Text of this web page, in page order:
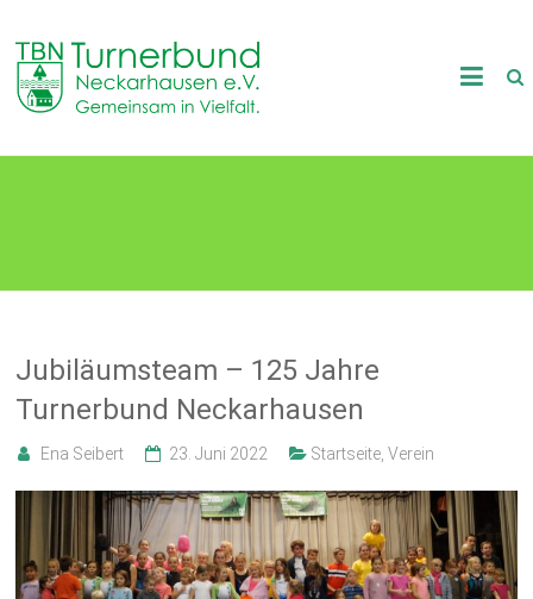
content
TB
Neckarhausen
in
Jubiläumsteam – 125 Jahre
Turnerbund Neckarhausen
Ena Seibert 23. Juni 2022 Startseite, Verein